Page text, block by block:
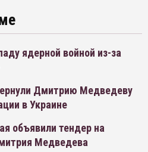
ядерной войной из-за
Дмитрию Медведеву
в Украине
объявили тендер на
Медведева